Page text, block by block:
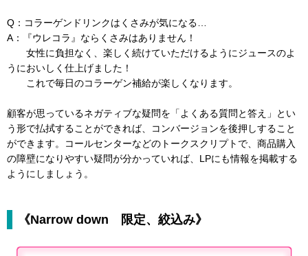
Q：コラーゲンドリンクはくさみが気になる…
A：『ウレコラ』ならくさみはありません！
女性に負担なく、楽しく続けていただけるようにジュースのよ
うにおいしく仕上げました！
これで毎日のコラーゲン補給が楽しくなります。
顧客が思っているネガティブな疑問を「よくある質問と答え」とい
う形で払拭することができれば、コンバージョンを後押しすること
ができます。コールセンターなどのトークスクリプトで、商品購入
の障壁になりやすい疑問が分かっていれば、LPにも情報を掲載する
ようにしましょう。
《Narrow down 限定、絞込み》